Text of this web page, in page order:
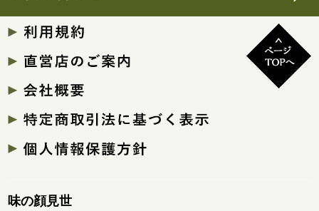
味の顔見世